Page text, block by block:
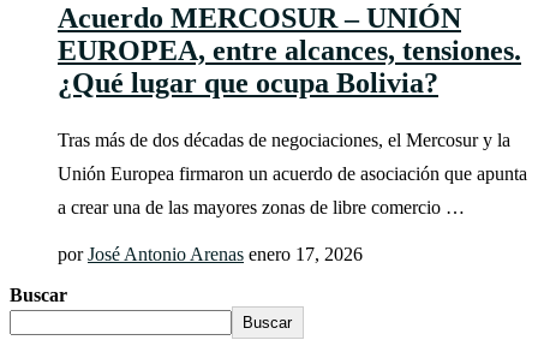
Acuerdo MERCOSUR – UNIÓN
EUROPEA, entre alcances, tensiones.
¿Qué lugar que ocupa Bolivia?
Tras más de dos décadas de negociaciones, el Mercosur y la
Unión Europea firmaron un acuerdo de asociación que apunta
a crear una de las mayores zonas de libre comercio …
porJosé Antonio Arenas enero 17, 2026
Buscar
Buscar